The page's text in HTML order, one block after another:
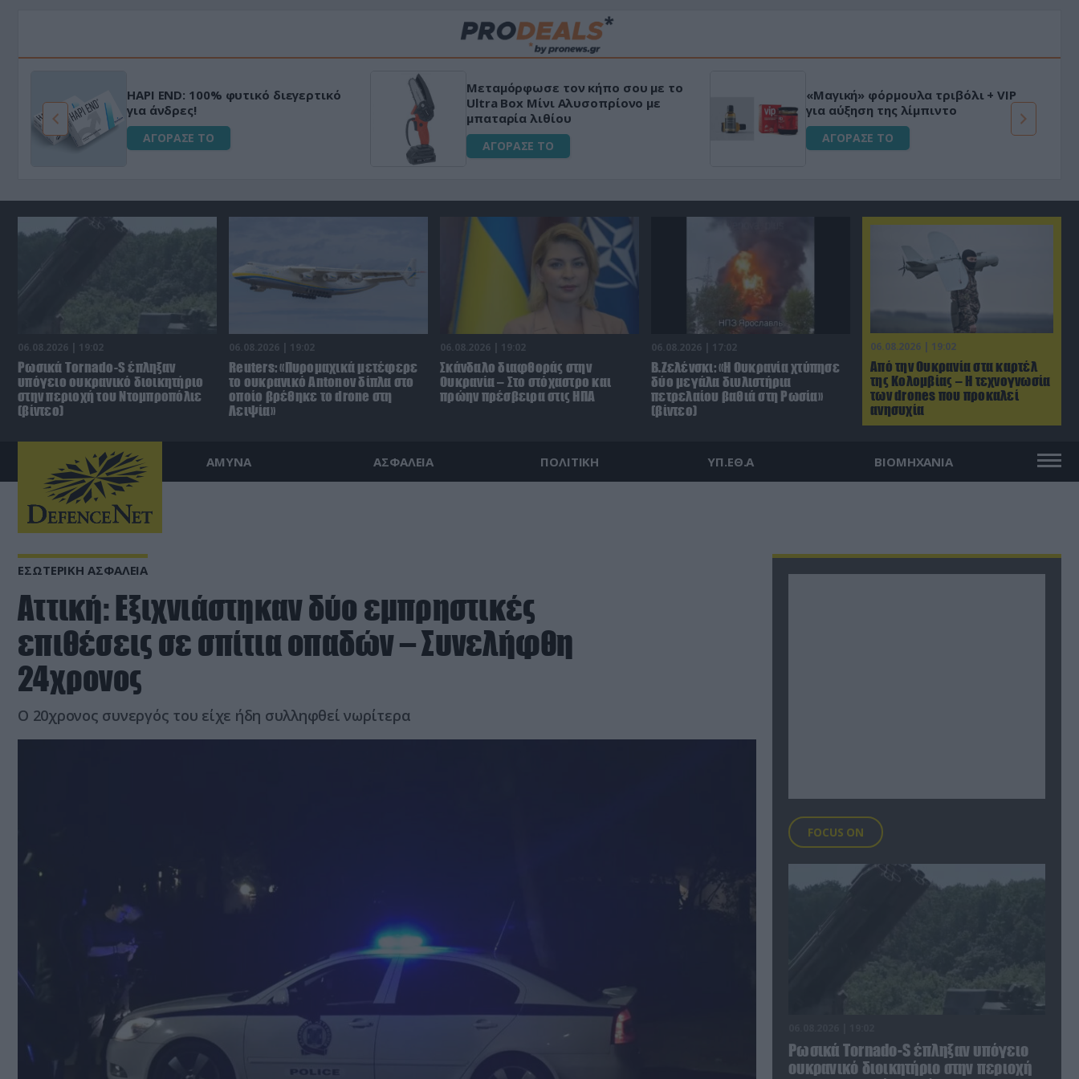
HAPI END: 100% φυτικό διεγερτικό
για άνδρες!
ΑΓΟΡΑΣΕ ΤΟ
Μεταμόρφωσε τον κήπο σου με το
Ultra Box Μίνι Αλυσοπρίονο με
μπαταρία λιθίου
ΑΓΟΡΑΣΕ ΤΟ
«Μαγική» φόρμουλα τριβόλι + VIP
για αύξηση της λίμπιντο
ΑΓΟΡΑΣΕ ΤΟ
06.08.2026 | 19:02
Από την Ουκρανία στα καρτέλ
της Κολομβίας – Η τεχνογνωσία
των drones που προκαλεί
ανησυχία
06.08.2026 | 19:02
Ρωσικά Tornado-S έπληξαν
υπόγειο ουκρανικό διοικητήριο
στην περιοχή του Ντομπροπόλιε
(βίντεο)
06.08.2026 | 19:02
Reuters: «Πυρομαχικά μετέφερε
το ουκρανικό Antonov δίπλα στο
οποίο βρέθηκε το drone στη
Λειψία»
06.08.2026 | 19:02
Σκάνδαλο διαφθοράς στην
Ουκρανία – Στο στόχαστρο και
πρώην πρέσβειρα στις ΗΠΑ
06.08.2026 | 17:02
Β.Ζελένσκι: «Η Ουκρανία χτύπησε
δύο μεγάλα διυλιστήρια
πετρελαίου βαθιά στη Ρωσία»
(βίντεο)
ΑΜΥΝΑ ΑΣΦΑΛΕΙΑ ΠΟΛΙΤΙΚΗ ΥΠ.ΕΘ.Α ΒΙΟΜΗΧΑΝΙΑ
ΕΣΩΤΕΡΙΚΗ ΑΣΦΑΛΕΙΑ
Αττική: Εξιχνιάστηκαν δύο εμπρηστικές
επιθέσεις σε σπίτια οπαδών – Συνελήφθη
24χρονος
Ο 20χρονος συνεργός του είχε ήδη συλληφθεί νωρίτερα
FOCUS ON
Ρωσικά Tornado-S έπληξαν υπόγειο
ουκρανικό διοικητήριο στην περιοχή